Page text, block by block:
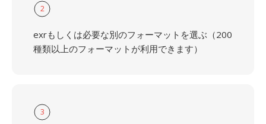
2
exrもしくは必要な別のフォーマットを選ぶ（200
種類以上のフォーマットが利用できます）
3